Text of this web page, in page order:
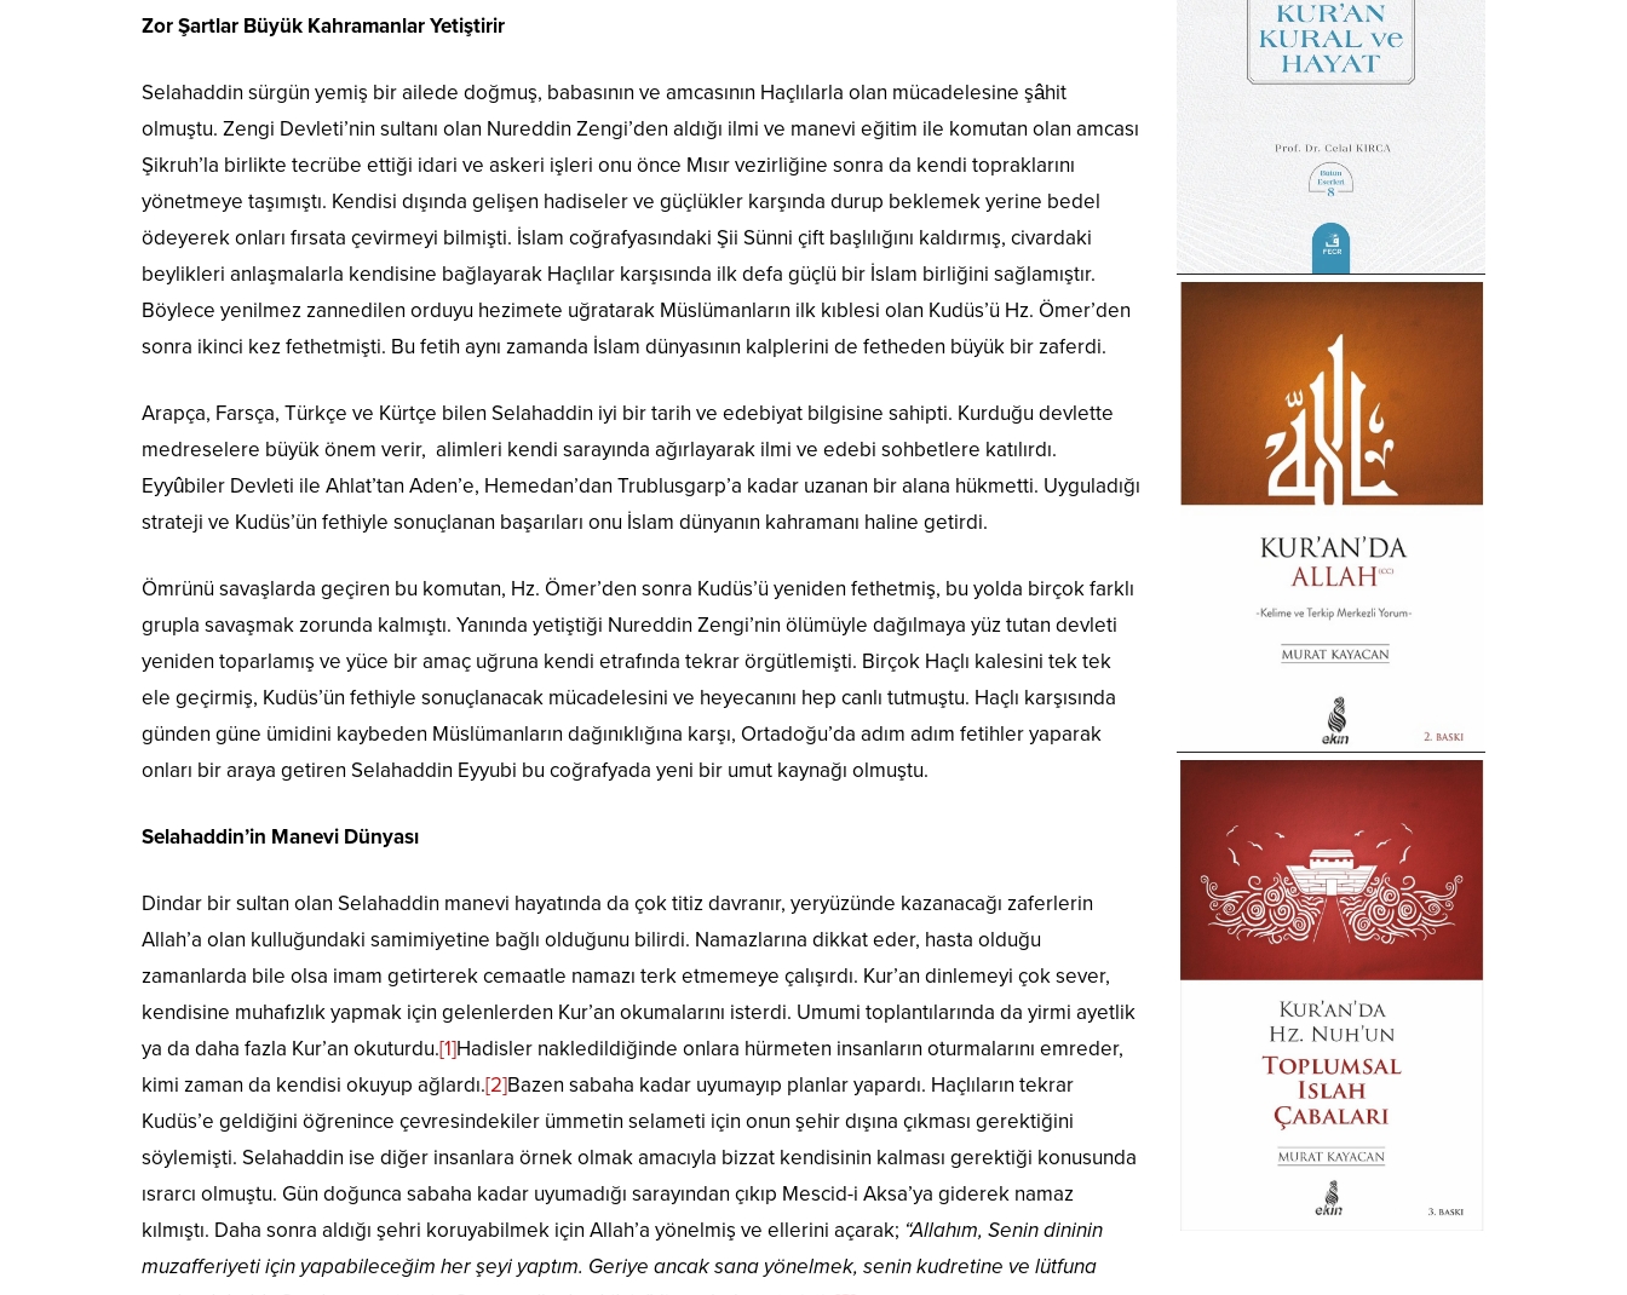
Zor Şartlar Büyük Kahramanlar Yetiştirir
Selahaddin sürgün yemiş bir ailede doğmuş, babasının ve amcasının Haçlılarla olan mücadelesine şâhit
olmuştu. Zengi Devleti’nin sultanı olan Nureddin Zengi’den aldığı ilmi ve manevi eğitim ile komutan olan amcası
Şikruh’la birlikte tecrübe ettiği idari ve askeri işleri onu önce Mısır vezirliğine sonra da kendi topraklarını
yönetmeye taşımıştı. Kendisi dışında gelişen hadiseler ve güçlükler karşında durup beklemek yerine bedel
ödeyerek onları fırsata çevirmeyi bilmişti. İslam coğrafyasındaki Şii Sünni çift başlılığını kaldırmış, civardaki
beylikleri anlaşmalarla kendisine bağlayarak Haçlılar karşısında ilk defa güçlü bir İslam birliğini sağlamıştır.
Böylece yenilmez zannedilen orduyu hezimete uğratarak Müslümanların ilk kıblesi olan Kudüs’ü Hz. Ömer’den
sonra ikinci kez fethetmişti. Bu fetih aynı zamanda İslam dünyasının kalplerini de fetheden büyük bir zaferdi.
Arapça, Farsça, Türkçe ve Kürtçe bilen Selahaddin iyi bir tarih ve edebiyat bilgisine sahipti. Kurduğu devlette
medreselere büyük önem verir, alimleri kendi sarayında ağırlayarak ilmi ve edebi sohbetlere katılırdı.
Eyyûbiler Devleti ile Ahlat’tan Aden’e, Hemedan’dan Trublusgarp’a kadar uzanan bir alana hükmetti. Uyguladığı
strateji ve Kudüs’ün fethiyle sonuçlanan başarıları onu İslam dünyanın kahramanı haline getirdi.
Ömrünü savaşlarda geçiren bu komutan, Hz. Ömer’den sonra Kudüs’ü yeniden fethetmiş, bu yolda birçok farklı
grupla savaşmak zorunda kalmıştı. Yanında yetiştiği Nureddin Zengi’nin ölümüyle dağılmaya yüz tutan devleti
yeniden toparlamış ve yüce bir amaç uğruna kendi etrafında tekrar örgütlemişti. Birçok Haçlı kalesini tek tek
ele geçirmiş, Kudüs’ün fethiyle sonuçlanacak mücadelesini ve heyecanını hep canlı tutmuştu. Haçlı karşısında
günden güne ümidini kaybeden Müslümanların dağınıklığına karşı, Ortadoğu’da adım adım fetihler yaparak
onları bir araya getiren Selahaddin Eyyubi bu coğrafyada yeni bir umut kaynağı olmuştu.
Selahaddin’in Manevi Dünyası
Dindar bir sultan olan Selahaddin manevi hayatında da çok titiz davranır, yeryüzünde kazanacağı zaferlerin
Allah’a olan kulluğundaki samimiyetine bağlı olduğunu bilirdi. Namazlarına dikkat eder, hasta olduğu
zamanlarda bile olsa imam getirterek cemaatle namazı terk etmemeye çalışırdı. Kur’an dinlemeyi çok sever,
kendisine muhafızlık yapmak için gelenlerden Kur’an okumalarını isterdi. Umumi toplantılarında da yirmi ayetlik
ya da daha fazla Kur’an okuturdu.[1]Hadisler nakledildiğinde onlara hürmeten insanların oturmalarını emreder,
kimi zaman da kendisi okuyup ağlardı.[2]Bazen sabaha kadar uyumayıp planlar yapardı. Haçlıların tekrar
Kudüs’e geldiğini öğrenince çevresindekiler ümmetin selameti için onun şehir dışına çıkması gerektiğini
söylemişti. Selahaddin ise diğer insanlara örnek olmak amacıyla bizzat kendisinin kalması gerektiği konusunda
ısrarcı olmuştu. Gün doğunca sabaha kadar uyumadığı sarayından çıkıp Mescid-i Aksa’ya giderek namaz
kılmıştı. Daha sonra aldığı şehri koruyabilmek için Allah’a yönelmiş ve ellerini açarak; “Allahım, Senin dininin
muzafferiyeti için yapabileceğim her şeyi yaptım. Geriye ancak sana yönelmek, senin kudretine ve lütfuna